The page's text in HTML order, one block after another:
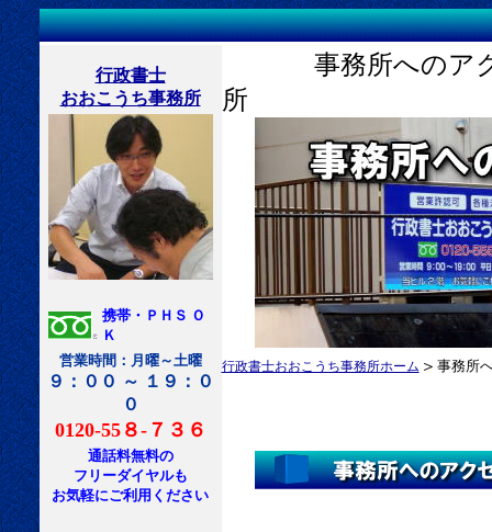
行政書士
おおこうち事務所
携帯・ＰＨＳ Ｏ
Ｋ
営業時間：月曜～土曜
９：００ ～ １９：０
０
0120-55８-７３６
通話料無料の
フリーダイヤルも
お気軽にご利用ください
事務所へのアク
所
行政書士おおこうち事務所ホーム ＞ 事務所